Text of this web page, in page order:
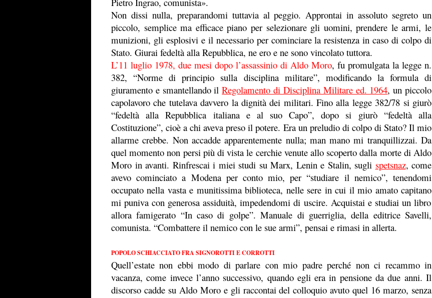
Non dissi nulla, preparandomi tuttavia al peggio. Approntai in assoluto segreto un
piccolo, semplice ma efficace piano per selezionare gli uomini, prendere le armi, le
munizioni, gli esplosivi e il necessario per cominciare la resistenza in caso di colpo di
Stato. Giurai fedeltà alla Repubblica, ne ero e ne sono vincolato tuttora.
L’11 luglio 1978, due mesi dopo l’assassinio di Aldo Moro, fu promulgata la legge n.
382, “Norme di principio sulla disciplina militare”, modificando la formula di
giuramento e smantellando ilRegolamento di Disciplina Militare ed. 1964, un piccolo
capolavoro che tutelava davvero la dignità dei militari. Fino alla legge 382/78 si giurò
“fedeltà alla Repubblica italiana e al suo Capo”, dopo si giurò “fedeltà alla
Costituzione”, cioè a chi aveva preso il potere. Era un preludio di colpo di Stato? Il mio
allarme crebbe. Non accadde apparentemente nulla; man mano mi tranquillizzai. Da
quel momento non persi più di vista le cerchie venute allo scoperto dalla morte di Aldo
Moro in avanti. Rinfrescai i miei studi su Marx, Lenin e Stalin, sugli spetsnaz, come
avevo cominciato a Modena per conto mio, per “studiare il nemico”, tenendomi
occupato nella vasta e munitissima biblioteca, nelle sere in cui ilmio amato capitano
mi puniva con generosa assiduità, impedendomi di uscire. Acquistai e studiai un libro
allora famigerato “In caso di golpe”. Manuale di guerriglia, della editrice Savelli,
comunista. “Combattere il nemico con le sue armi”, pensai e rimasi in allerta.
POPOLO SCHIACCIATO FRA SIGNOROTTI E CORROTTI
Quell’estate non ebbi modo di parlare con mio padre perché non ci recammo in
vacanza, come invece l’anno successivo, quando egli era in pensione da due anni. Il
discorso cadde su Aldo Moro e gli raccontai del colloquio avuto quel 16 marzo, senza